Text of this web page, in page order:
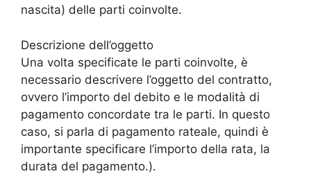
nascita) delle parti coinvolte.
Descrizione dell’oggetto
Una volta specificate le parti coinvolte, è
necessario descrivere l’oggetto del contratto,
ovvero l’importo del debito e le modalità di
pagamento concordate tra le parti. In questo
caso, si parla di pagamento rateale, quindi è
importante specificare l’importo della rata, la
durata del pagamento.).